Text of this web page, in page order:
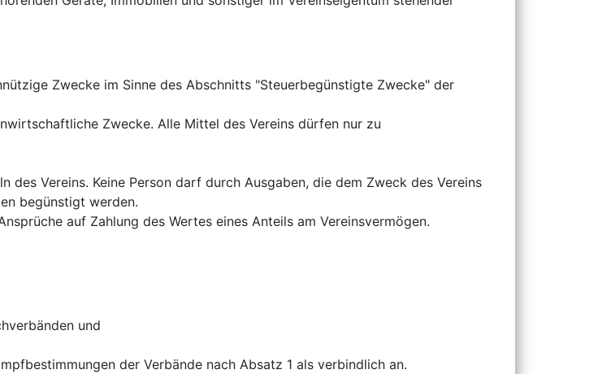
Zwecke im Sinne des Abschnitts "Steuerbegünstigte Zwecke" der
Zwecke. Alle Mittel des Vereins dürfen nur zu
des Vereins. Keine Person darf durch Ausgaben, die dem Zweck des Vereins
begünstigt werden.
auf Zahlung des Wertes eines Anteils am Vereinsvermögen.
und
der Verbände nach Absatz 1 als verbindlich an.